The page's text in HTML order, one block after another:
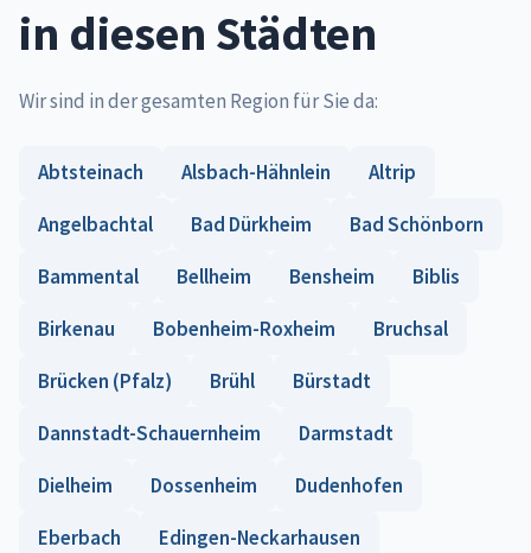
in diesen Städten
Wir sind in der gesamten Region für Sie da:
Abtsteinach Alsbach-Hähnlein
Altrip
Angelbachtal
Bad Dürkheim
Bad Schönborn
Bammental
Bellheim Bensheim
Biblis
Birkenau
Bobenheim-Roxheim
Bruchsal
Brücken (Pfalz)
Brühl
Bürstadt
Dannstadt-Schauernheim
Darmstadt
Dielheim
Dossenheim
Dudenhofen
Eberbach
Edingen-Neckarhausen